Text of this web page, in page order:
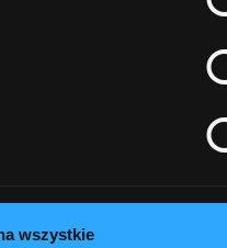
wszystkie
więcej